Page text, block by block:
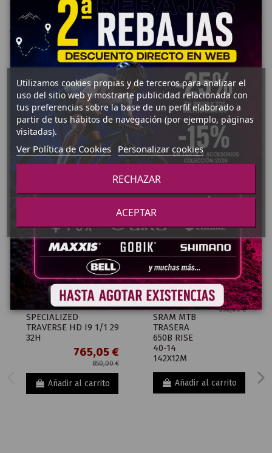
100x12mm y 142x12mm compatible thru-axle.
• Weight: Front -714g - Rear - 886g - Set - 1600g w/ Tubeless
Rim Tape.
• Método de montaje: a mano.
• Extras: Fondo de llanta tubeless.
• Límite de peso del sistema: 109 Kg.
Detalles del producto
4 otros productos en la misma categoría:
¡En oferta!
-84,95 €
RUEDAS
RUEDA TRASERA
SPECIALIZED
TRAVERSE HD I9 1/1 29
32H
765,05 €
850,00 €
Añadir al carrito
¡En oferta!
-87,45 €
RUEDAS
RUEDA
SRAM MTB
TRASERA
650B RISE
40-14
142X12M
262,55 €
350,00 €
Añadir al carrito
Utilizamos cookies propias y de terceros para analizar el
uso del sitio web y mostrarte publicidad relacionada con
tus preferencias sobre la base de un perfil elaborado a
partir de tus hábitos de navegación (por ejemplo, páginas
visitadas).
Ver Política de Cookies Personalizar cookies
RECHAZAR
ACEPTAR